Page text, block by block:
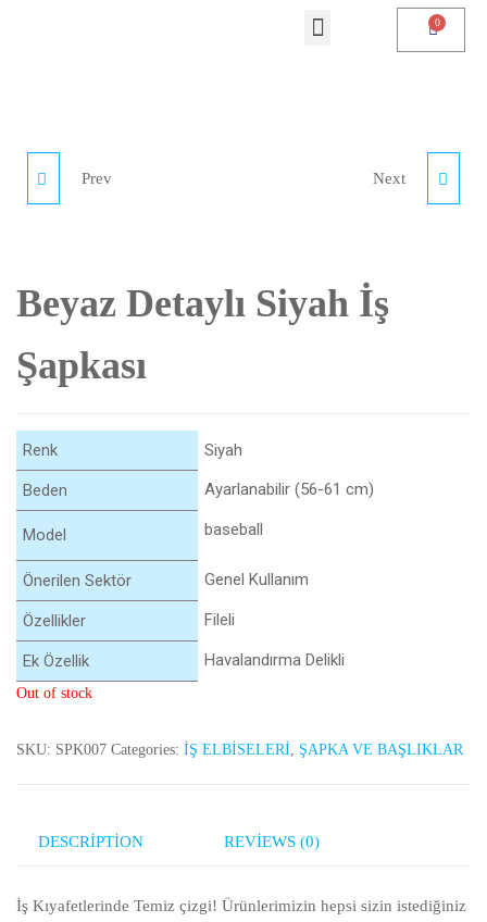
BEYAZ DETAYLI MAVI
Prev SIYAH İŞ ŞAPKASINext
Beyaz Detaylı Siyah İş
Şapkası
Renk Siyah
Beden Ayarlanabilir (56-61 cm)
Model baseball
Önerilen Sektör Genel Kullanım
Özellikler Fileli
Ek Özellik Havalandırma Delikli
Out of stock
SKU: SPK007 Categories: İŞ ELBİSELERİ, ŞAPKA VE BAŞLIKLAR
DESCRIPTION REVIEWS (0)
İş Kıyafetlerinde Temiz çizgi! Ürünlerimizin hepsi sizin istediğiniz